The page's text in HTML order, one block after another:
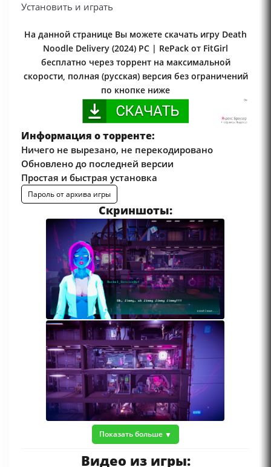
Установить и играть
На данной странице Вы можете скачать игру Death
Noodle Delivery (2024) PC | RePack от FitGirl
бесплатно через торрент на максимальной
скорости, полная (русская) версия без ограничений
по кнопке ниже
Информация о торренте:
Ничего не вырезано, не перекодировано
Обновлено до последней версии
Простая и быстрая установка
Пароль от архива игры
Скриншоты:
Показать больше
Видео из игры: